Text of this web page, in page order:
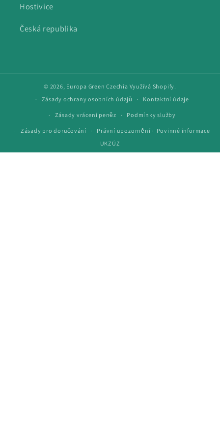
Hostivice
Česká republika
© 2026, Europa Green Czechia Využívá Shopify.
Zásady ochrany osobních údajů
Kontaktní údaje
Zásady vrácení peněz Podmínky služby
Zásady pro doručování Právní upozornění ·
Povinné informace
UKZÚZ